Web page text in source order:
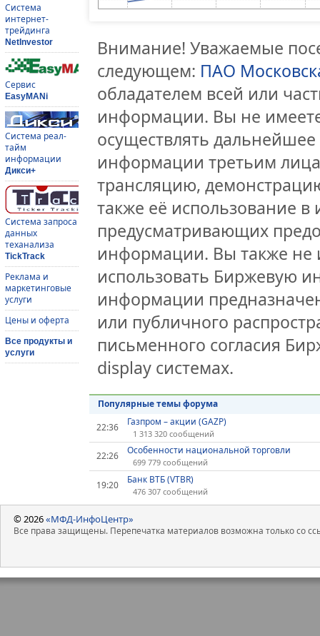
Система
интернет-
трейдинга
NetInvestor
Сервис
EasyMANi
Система реал-
тайм
информации
Дикси+
Система запроса
данных
теханализа
TickTrack
Реклама и
маркетинговые
услуги
Цены и оферта
Все продукты и
услуги
Внимание! Уважаемые
следующем: ПАО
обладателем всей или
информации. Вы не
осуществлять
информации третьим
трансляцию,
также её использование
предусматривающих
информации. Вы также не
использовать Биржевую
информации
или публичного
письменного согласия
display системах.
Популярные темы форума
22:36
Газпром – акции (GAZP)
1 313 320 сообщений
22:26 Особенности национальной торговли
699 779 сообщений
19:20 Банк ВТБ (VTBR)
476 307 сообщений
© 2026«МФД-ИнфоЦентр»
Все права защищены. Перепечатка материалов возможна только со